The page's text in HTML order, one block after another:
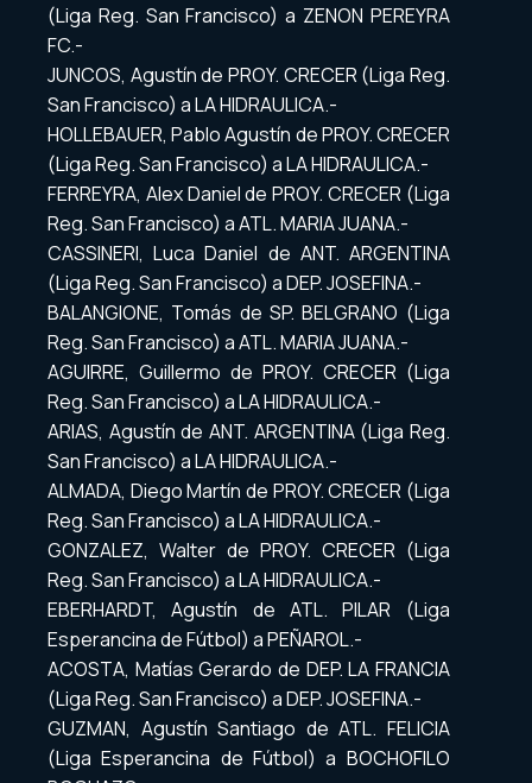
(Liga Reg. San Francisco) a ZENON PEREYRA
FC.-
JUNCOS, Agustín de PROY. CRECER (Liga Reg.
San Francisco) a LA HIDRAULICA.-
HOLLEBAUER, Pablo Agustín de PROY. CRECER
(Liga Reg. San Francisco) a LA HIDRAULICA.-
FERREYRA, Alex Daniel de PROY. CRECER (Liga
Reg. San Francisco) a ATL. MARIA JUANA.-
CASSINERI, Luca Daniel de ANT. ARGENTINA
(Liga Reg. San Francisco) a DEP. JOSEFINA.-
BALANGIONE, Tomás de SP. BELGRANO (Liga
Reg. San Francisco) a ATL. MARIA JUANA.-
AGUIRRE, Guillermo de PROY. CRECER (Liga
Reg. San Francisco) a LA HIDRAULICA.-
ARIAS, Agustín de ANT. ARGENTINA (Liga Reg.
San Francisco) a LA HIDRAULICA.-
ALMADA, Diego Martín de PROY. CRECER (Liga
Reg. San Francisco) a LA HIDRAULICA.-
GONZALEZ, Walter de PROY. CRECER (Liga
Reg. San Francisco) a LA HIDRAULICA.-
EBERHARDT, Agustín de ATL. PILAR (Liga
Esperancina de Fútbol) a PEÑAROL.-
ACOSTA, Matías Gerardo de DEP. LA FRANCIA
(Liga Reg. San Francisco) a DEP. JOSEFINA.-
GUZMAN, Agustín Santiago de ATL. FELICIA
(Liga Esperancina de Fútbol) a BOCHOFILO